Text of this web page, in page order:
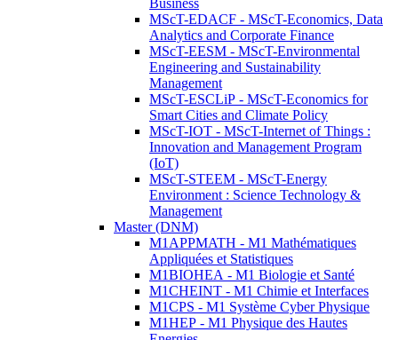
Business
MScT-EDACF - MScT-Economics, Data
Analytics and Corporate Finance
MScT-EESM - MScT-Environmental
Engineering and Sustainability
Management
MScT-ESCLiP - MScT-Economics for
Smart Cities and Climate Policy
MScT-IOT - MScT-Internet of Things :
Innovation and Management Program
(IoT)
MScT-STEEM - MScT-Energy
Environment : Science Technology &
Management
Master (DNM)
M1APPMATH - M1 Mathématiques
Appliquées et Statistiques
M1BIOHEA - M1 Biologie et Santé
M1CHEINT - M1 Chimie et Interfaces
M1CPS - M1 Système Cyber Physique
M1HEP - M1 Physique des Hautes